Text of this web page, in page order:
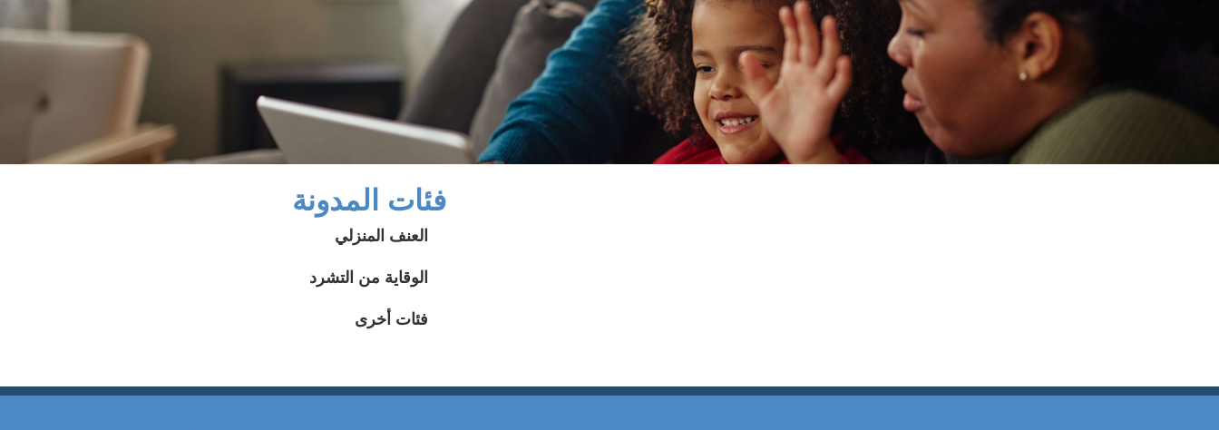
فئات المدونة
العنف المنزلي
الوقاية من التشرد
فئات أخرى